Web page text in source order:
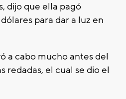
dijo que ella pagó
para dar a luz en
a cabo mucho antes del
redadas, el cual se dio el